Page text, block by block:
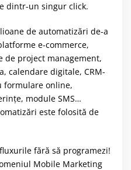
dintr-un singur click.
de automatizări de-a
e-commerce,
de project management,
calendare digitale, CRM-
formulare online,
module SMS…
este folosită de
fără să programezi!
Mobile Marketing